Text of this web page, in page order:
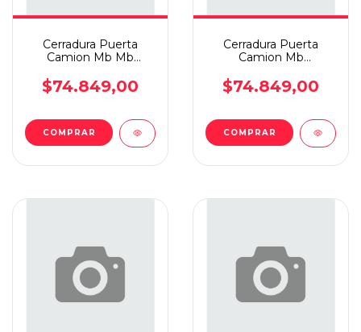
Cerradura Puerta
Camion Mb Mb
$74.849,00
Cerradura Puerta
Camion Mb
Izqui/conductor
$74.849,00